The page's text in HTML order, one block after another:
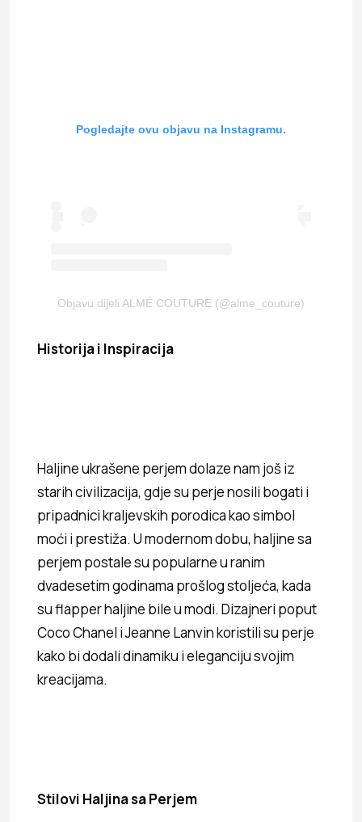
Pogledajte ovu objavu na Instagramu.
Objavu dijeli ALMÉ COUTURE (@alme_couture)
Historija i Inspiracija
Haljine ukrašene perjem dolaze nam još iz
starih civilizacija, gdje su perje nosili bogati i
pripadnici kraljevskih porodica kao simbol
moći i prestiža. U modernom dobu, haljine sa
perjem postale su popularne u ranim
dvadesetim godinama prošlog stoljeća, kada
su flapper haljine bile u modi. Dizajneri poput
Coco Chanel i Jeanne Lanvin koristili su perje
kako bi dodali dinamiku i eleganciju svojim
kreacijama.
Stilovi Haljina sa Perjem